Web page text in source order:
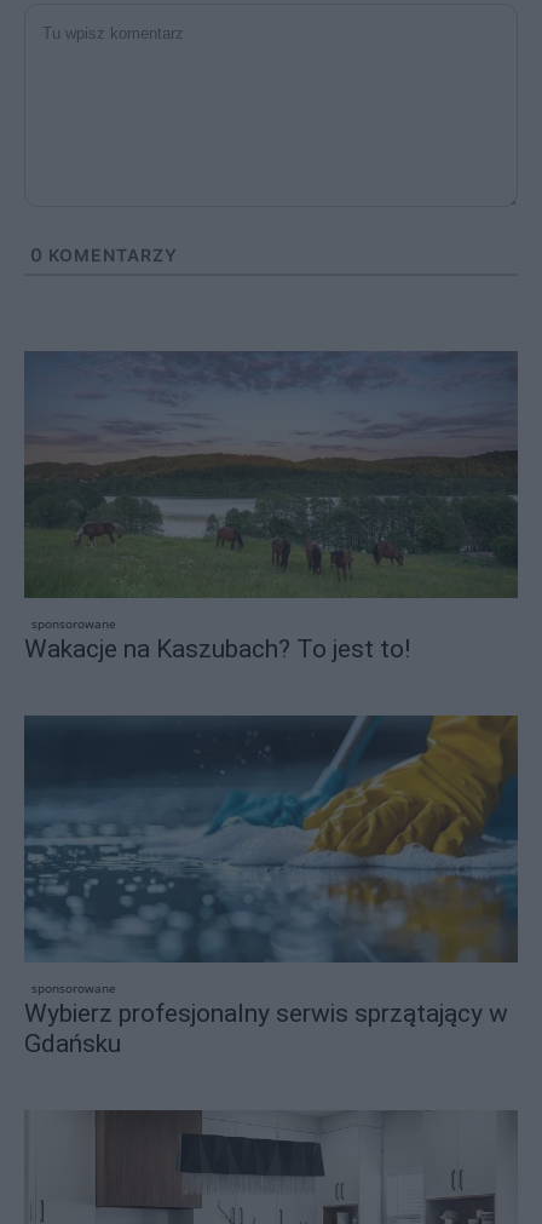
0 KOMENTARZY
sponsorowane
Wakacje na Kaszubach? To jest to!
sponsorowane
Wybierz profesjonalny serwis sprzątający w
Gdańsku